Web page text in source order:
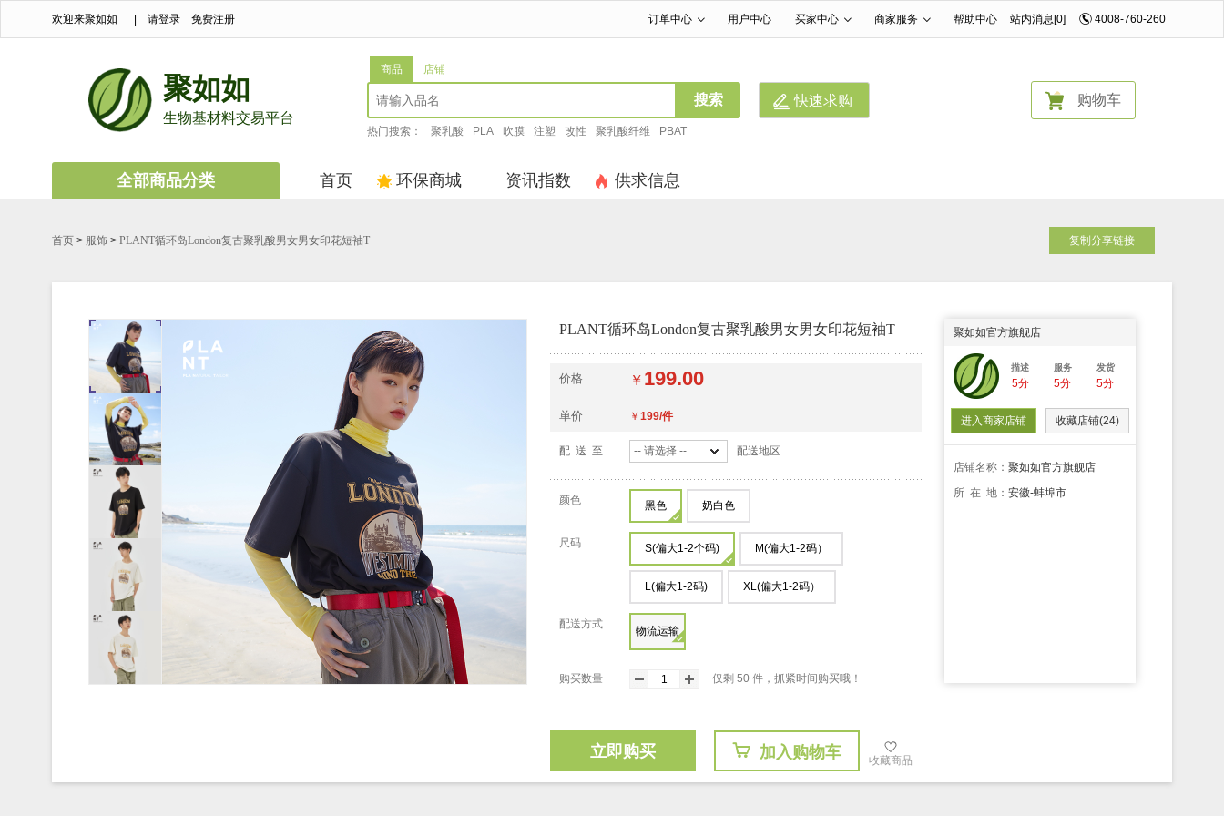
欢迎来聚如如 请登录 免费注册 订单中心 用户中心 买家中心 商家服务 帮助中心 站内消息[0] 4008-760-260
聚如如
生物基材料交易平台
商品 店铺
搜索 快速求购
热门搜索： 聚乳酸 PLA 吹膜 注塑 改性 聚乳酸纤维 PBAT
购物车
全部商品分类 首页 环保商城 资讯指数 供求信息
首页 > 服饰 > PLANT循环岛London复古聚乳酸男女男女印花短袖T 复制分享链接
PLANT循环岛London复古聚乳酸男女男女印花短袖T
价格 ￥ 199.00
单价 ￥ 199/件
配 送 至 -- 请选择 -- 配送地区
颜色 黑色 奶白色
尺码 S(偏大1-2个码) M(偏大1-2码）
L(偏大1-2码) XL(偏大1-2码）
配送方式
物流运输
购买数量 仅剩 50 件，抓紧时间购买哦！
立即购买 加入购物车 收藏商品
聚如如官方旗舰店
描述
5分
服务
5分
发货
5分
进入商家店铺 收藏店铺(24)
店铺名称： 聚如如官方旗舰店
所 在 地： 安徽-蚌埠市